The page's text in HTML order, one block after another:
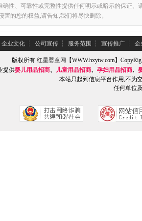
确性、可靠性或完整性提供任何明示或暗示的保证。
害的您的权益,请告知,我们将尽快删除。
企业文化 ┆ 公司宣传 ┆ 服务范围 ┆ 宣传推广 ┆ 企
版权所有红星婴童网
【WWW.hxytw.com】
提供婴儿用品招商、 儿童用品招商、 孕妇用品招商、
本站只起到信息平台作用,不为
任何单位